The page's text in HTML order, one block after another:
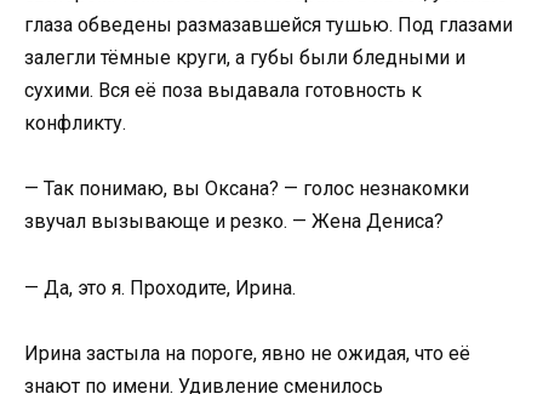
глаза обведены размазавшейся тушью. Под глазами
залегли тёмные круги, а губы были бледными и
сухими. Вся её поза выдавала готовность к
конфликту.
— Так понимаю, вы Оксана? — голос незнакомки
звучал вызывающе и резко. — Жена Дениса?
— Да, это я. Проходите, Ирина.
Ирина застыла на пороге, явно не ожидая, что её
знают по имени. Удивление сменилось